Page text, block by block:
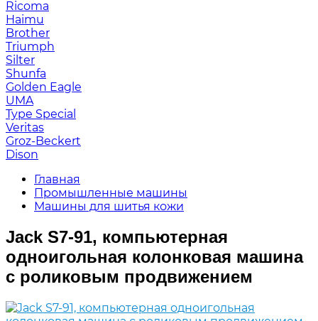
Ricoma
Haimu
Brother
Triumph
Silter
Shunfa
Golden Eagle
UMA
Type Special
Veritas
Groz-Beckert
Dison
Главная
Промышленные машины
Машины для шитья кожи
Jack S7-91, компьютерная
одноигольная колонковая машина
с роликовым продвижением